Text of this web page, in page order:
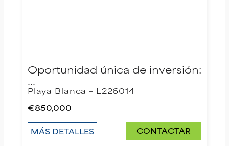
Oportunidad única de inversión:
…
Playa Blanca – L226014
€850,000
MÁS DETALLES CONTACTAR